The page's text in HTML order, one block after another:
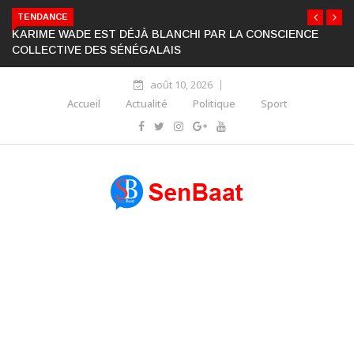
TENDANCE
KARIME WADE EST DÉJÀ BLANCHI PAR LA CONSCIENCE
COLLECTIVE DES SÉNÉGALAIS
août 10, 2026
Accueil
Actualité Politique Sport